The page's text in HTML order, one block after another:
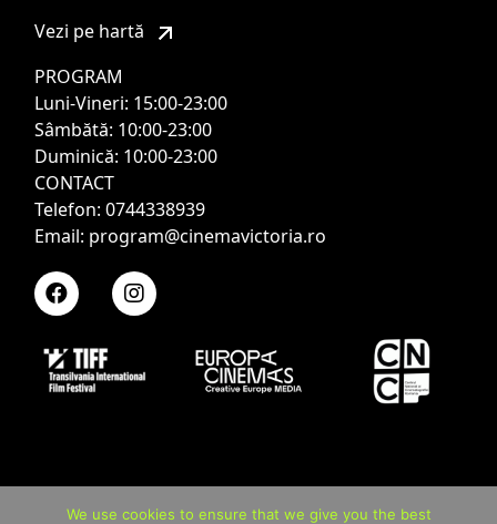
Vezi pe hartă
PROGRAM
Luni-Vineri: 15:00-23:00
Sâmbătă: 10:00-23:00
Duminică: 10:00-23:00
CONTACT
Telefon: 0744338939
Email: program@cinemavictoria.ro
We use cookies to ensure that we give you the best